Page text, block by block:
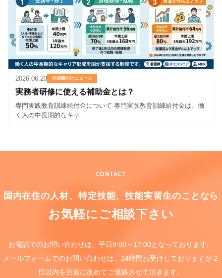
2026.06.23 外国籍向けニュース
実務者研修に使える補助金とは？
専門実践教育訓練給付金について 専門実践教育訓練給付金は、働
く人の中長期的なキャ…
CONTACT
国内在住の人材、特定技能、技能実習生のことなら
お気軽にご相談下さい
お電話でのお問い合わせは、 平日9:00～17:00となっております。
メールフォームでのお問い合わせは、 24時間お受けしておりますが２
日以内を目途に改めてご連絡させて頂きます。